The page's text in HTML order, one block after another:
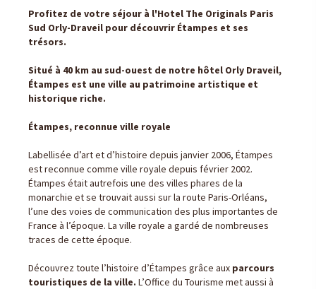
Profitez de votre séjour à l'Hotel The Originals Paris
Sud Orly-Draveil pour découvrir Étampes et ses
trésors.
Situé à 40 km au sud-ouest de notre hôtel Orly Draveil,
Étampes est une ville au patrimoine artistique et
historique riche.
Étampes, reconnue ville royale
Labellisée d’art et d’histoire depuis janvier 2006, Étampes
est reconnue comme ville royale depuis février 2002.
Étampes était autrefois une des villes phares de la
monarchie et se trouvait aussi sur la route Paris-Orléans,
l’une des voies de communication des plus importantes de
France à l’époque. La ville royale a gardé de nombreuses
traces de cette époque.
Découvrez toute l’histoire d’Étampes grâce aux parcours
touristiques de la ville. L’Office du Tourisme met aussi à